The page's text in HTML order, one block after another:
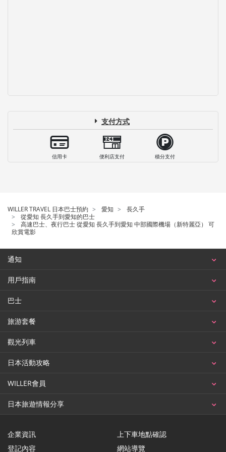
支付方式
信用卡 便利店支付 積分支付
WILLER TRAVEL 日本巴士預約 愛知
長久手
從愛知 長久手到愛知的巴士
高速巴士、夜行巴士 從愛知 長久手到愛知 中部國際機場（新特麗亞） 可
欣賞電影
通知
用戶指南
巴士
旅游套餐
觀光列車
日本活動攻略
WILLER會員
日本旅遊情報分享
企業資訊
登記內容
上下車地點確認
網站導覽